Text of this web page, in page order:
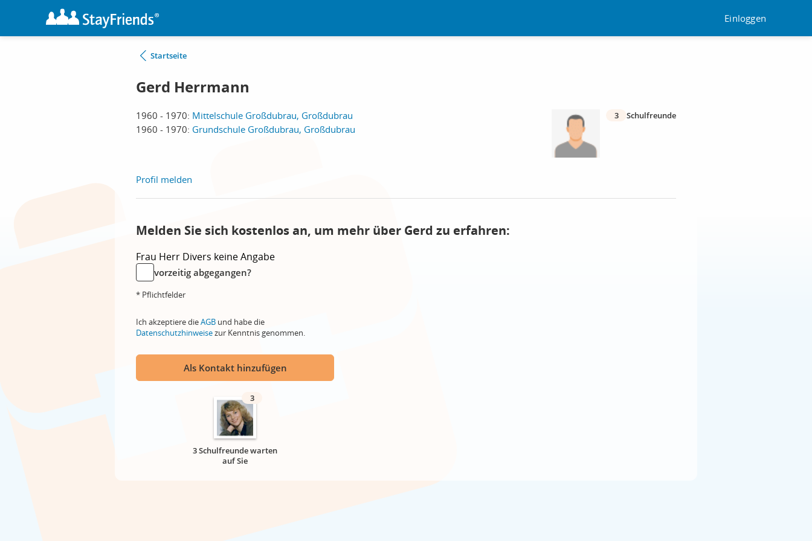
Einloggen
Startseite
Gerd Herrmann
1960 - 1970: Mittelschule Großdubrau, Großdubrau
1960 - 1970: Grundschule Großdubrau, Großdubrau
3 Schulfreunde
Profil melden
Melden Sie sich kostenlos an, um mehr über Gerd zu erfahren:
Frau Herr Divers keine Angabe
vorzeitig abgegangen?
* Pflichtfelder
Ich akzeptiere dieAGB und habe die
Datenschutzhinweisezur Kenntnis genommen.
Als Kontakt hinzufügen
3
3 Schulfreunde warten
auf Sie